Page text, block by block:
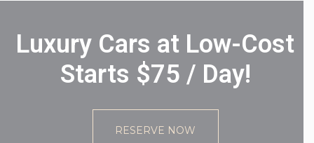
Luxury Cars at Low-Cost
Starts $75 / Day!
RESERVE NOW